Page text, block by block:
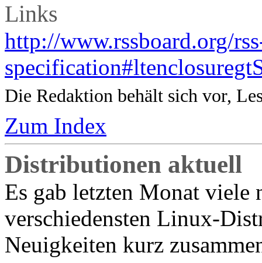
Links
http://www.rssboard.org/
Die Redaktion behält sich vor,
Zum Index
Distributionen aktuell
Es gab letzten Monat viele
verschiedensten Linux-
Neuigkeiten kurz